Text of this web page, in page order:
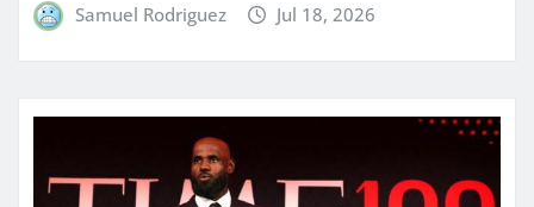
Samuel Rodriguez Jul 18, 2026